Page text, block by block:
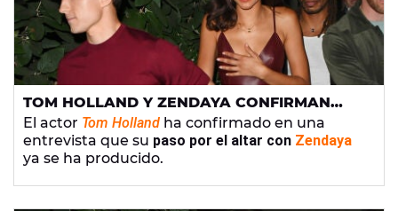
TOM HOLLAND Y ZENDAYA CONFIRMAN
QUE SE HAN CASADO
El actor Tom Holland ha confirmado en una
entrevista que su paso por el altar con Zendaya
ya se ha producido.